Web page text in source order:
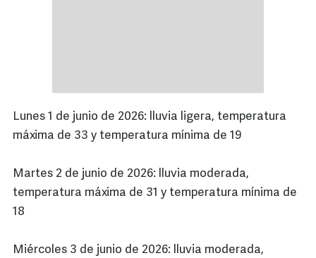
Lunes 1 de junio de 2026: lluvia ligera, temperatura
máxima de 33 y temperatura mínima de 19
Martes 2 de junio de 2026: lluvia moderada,
temperatura máxima de 31 y temperatura mínima de
18
Miércoles 3 de junio de 2026: lluvia moderada,